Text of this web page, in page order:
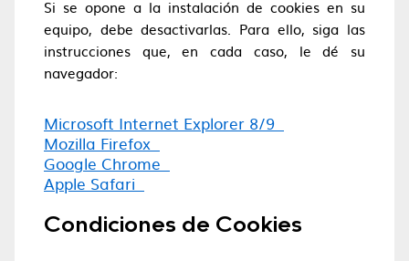
Si se opone a la instalación de cookies en su
equipo, debe desactivarlas. Para ello, siga las
instrucciones que, en cada caso, le dé su
navegador:
Microsoft Internet Explorer 8/9
Mozilla Firefox
Google Chrome
Apple Safari
Condiciones de Cookies